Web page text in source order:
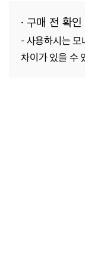
· 구매 전 확
- 사용하시는 모
차이가 있을 수